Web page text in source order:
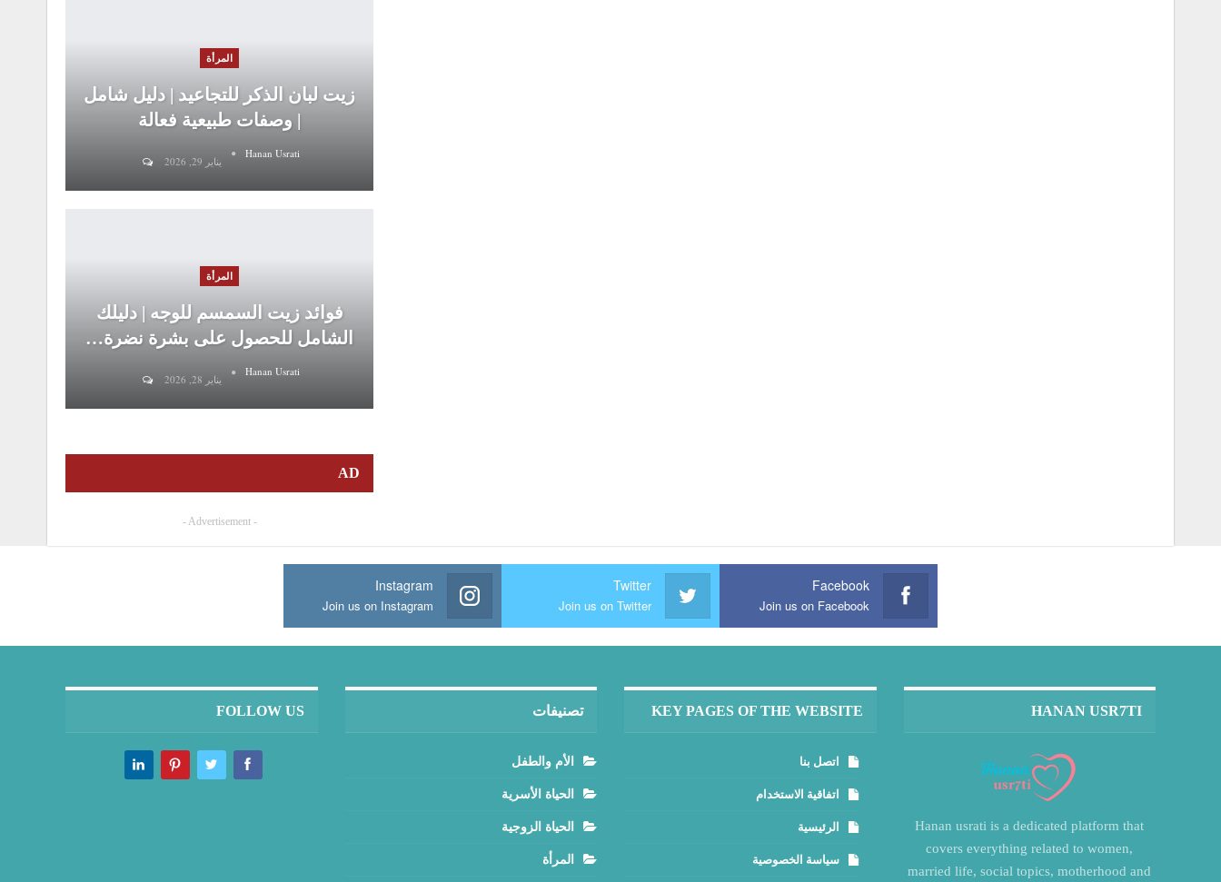
المرأة
زيت لبان الذكر للتجاعيد | دليل شامل
| وصفات طبيعية فعالة
Hanan Usrati
يناير 29, 2026
المرأة
فوائد زيت السمسم للوجه | دليلك
الشامل للحصول على بشرة نضرة…
Hanan Usrati
يناير 28, 2026
AD
- Advertisement -
Facebook
Join us on Facebook
Twitter
Join us on Twitter
Instagram
Join us on Instagram
HANAN USR7TI
Hanan usrati is a dedicated platform that
covers everything related to women,
married life, social topics, motherhood and
KEY PAGES OF THE WEBSITE
اتصل بنا
اتفاقية الاستخدام
الرئيسية
سياسة الخصوصية
تصنيفات
الأم والطفل
الحياة الأسرية
الحياة الزوجية
المرأة
FOLLOW US